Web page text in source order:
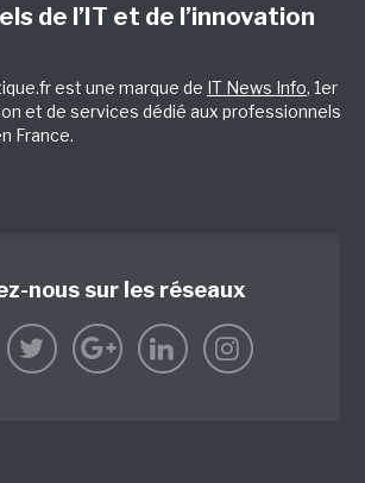
de l’IT et de l’innovation
est une marque de IT News Info, 1er
et de services dédié aux professionnels
France.
nous sur les réseaux